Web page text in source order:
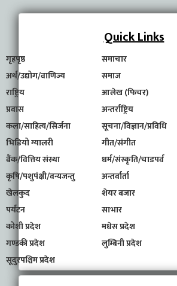
Quick Links
गृहपृष्ठ समाचार
अर्थ/उद्योग/वाणिज्य
समाज
राष्ट्रिय
आलेख (फिचर)
प्रवास
अन्तर्राष्ट्रिय
कला/साहित्य/सिर्जना
सूचना/विज्ञान/प्रविधि
भिडियो ग्यालरी
गीत/संगीत
बैंक/वित्तिय संस्था
धर्म/संस्कृति/चाडपर्व
कृषि/पशुपंक्षी/वन्यजन्तु
अन्तर्वार्ता
खेलकुद
शेयर बजार
पर्यटन
साभार
कोशी प्रदेश
मधेस प्रदेश
गण्डकी प्रदेश
लुम्बिनी प्रदेश
सूदुरपश्चिम प्रदेश